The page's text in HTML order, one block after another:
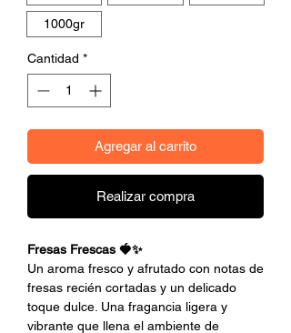
1000gr
Cantidad *
Agregar al carrito
Realizar compra
Fresas Frescas 🍓✨
Un aroma fresco y afrutado con notas de
fresas recién cortadas y un delicado
toque dulce. Una fragancia ligera y
vibrante que llena el ambiente de